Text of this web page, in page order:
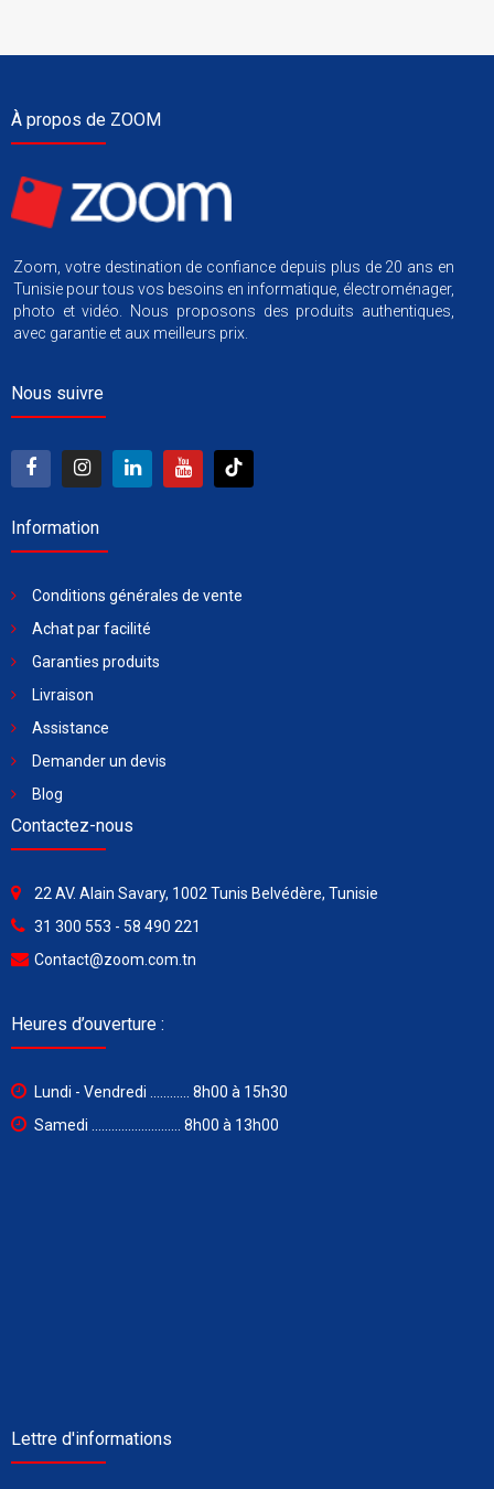
À propos de ZOOM
Zoom, votre destination de confiance depuis plus de 20 ans en
Tunisie pour tous vos besoins en informatique, électroménager,
photo et vidéo. Nous proposons des produits authentiques,
avec garantie et aux meilleurs prix.
Nous suivre
Information
Conditions générales de vente
Achat par facilité
Garanties produits
Livraison
Assistance
Demander un devis
Blog
Contactez-nous
22 AV. Alain Savary, 1002 Tunis Belvédère, Tunisie
31 300 553 - 58 490 221
Contact@zoom.com.tn
Heures d’ouverture :
Lundi - Vendredi ............ 8h00 à 15h30
Samedi ........................... 8h00 à 13h00
Lettre d'informations